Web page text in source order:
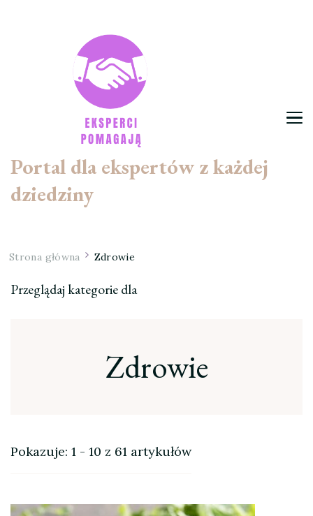
Portal dla ekspertów z każdej
dziedziny
Strona główna Zdrowie
Przeglądaj kategorie dla
Zdrowie
Pokazuje: 1 - 10 z 61 artykułów